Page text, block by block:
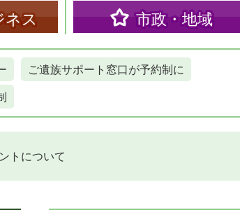
ネス 市政・地域
ご遺族サポート窓口が予約制に
トについて